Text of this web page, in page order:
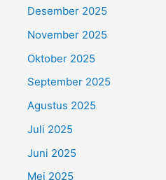
Desember 2025
November 2025
Oktober 2025
September 2025
Agustus 2025
Juli 2025
Juni 2025
Mei 2025